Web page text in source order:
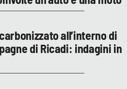
all’interno di
di Ricadi: indagini in